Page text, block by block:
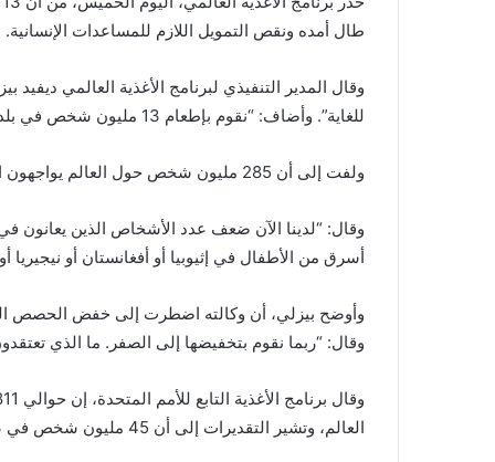
طال أمده ونقص التمويل اللازم للمساعدات الإنسانية.
وقال المدير التنفيذي لبرنامج الأغذية العالمي
للغاية”. وأضاف: “نقوم بإطعام 13 مليون شخص في بلد يبلغ عدد سكانه 30 مليون نسمة، وأموالنا نفدت”.
ولفت إلى أن 285 مليون شخص حول العالم يواجهون الآن خطر المجاعة، ما يجعل تلبية احتياجات اليمن أكثر صعوبة.
وقال: “لدينا الآن ضعف عدد الأشخاص الذين يعانون
أسرق من الأطفال في إثيوبيا أو أفغانستان أو
وأوضح بيزلي، أن وكالته اضطرت إلى خفض الحصص
وقال: “ربما نقوم بتخفيضها إلى الصفر. ما الذي
العالم، وتشير التقديرات إلى أن 45 مليون شخص في 43 دولة معرضون لخطر المجاعة.